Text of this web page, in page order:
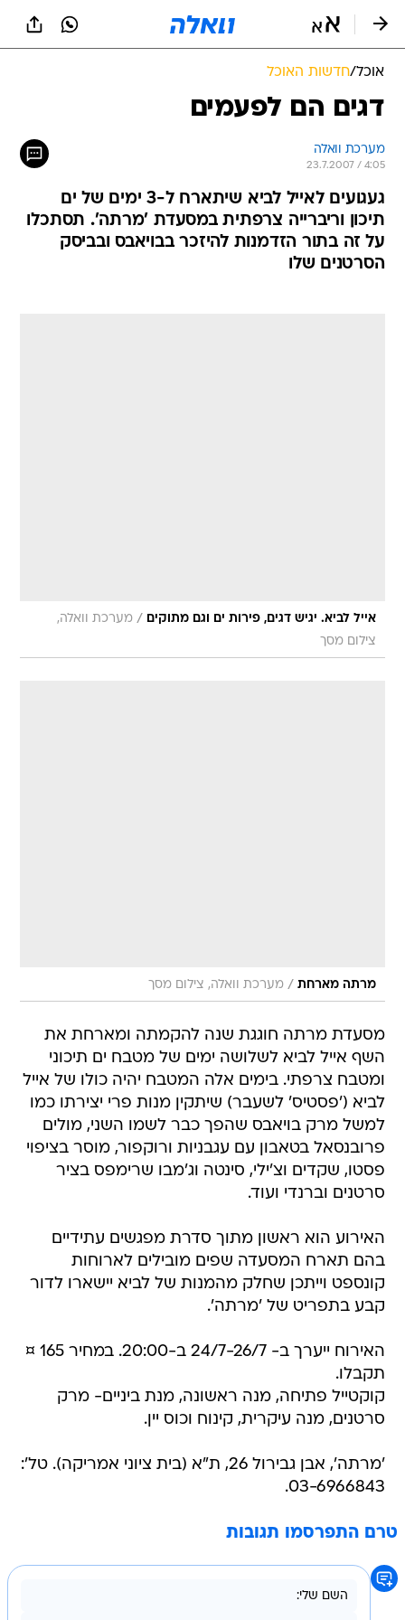
אוכל/חדשות האוכל
דגים הם לפעמים
מערכת וואלה
23.7.2007 / 4:05
געגועים לאייל לביא שיתארח ל-3 ימים של ים
תיכון וריברייה צרפתית במסעדת 'מרתה'. תסתכלו
על זה בתור הזדמנות להיזכר בבויאבס ובביסק
הסרטנים שלו
אייל לביא. יגיש דגים, פירות ים וגם מתוקים / מערכת וואלה,
צילום מסך
מרתה מארחת / מערכת וואלה, צילום מסך
מסעדת מרתה חוגגת שנה להקמתה ומארחת את
השף אייל לביא לשלושה ימים של מטבח ים תיכוני
ומטבח צרפתי. בימים אלה המטבח יהיה כולו של אייל
לביא ('פסטיס' לשעבר) שיתקין מנות פרי יצירתו כמו
למשל מרק בויאבס שהפך כבר לשמו השני, מולים
פרובנסאל בטאבון עם עגבניות ורוקפור, מוסר בציפוי
פסטו, שקדים וצ'ילי, סינטה וג'מבו שרימפס בציר
סרטנים וברנדי ועוד.
האירוע הוא ראשון מתוך סדרת מפגשים עתידיים
בהם תארח המסעדה שפים מובילים לארוחות
קונספט וייתכן שחלק מהמנות של לביא יישארו לדור
קבע בתפריט של 'מרתה'.
האירוח ייערך ב- 24/7-26/7 ב-20:00. במחיר 165 ¤
תקבלו.
קוקטייל פתיחה, מנה ראשונה, מנת ביניים- מרק
סרטנים, מנה עיקרית, קינוח וכוס יין.
'מרתה', אבן גבירול 26, ת"א (בית ציוני אמריקה). טל':
03-6966843.
טרם התפרסמו תגובות